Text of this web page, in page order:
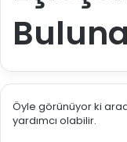
Öyle görünüyor ki
yardımcı olabilir.